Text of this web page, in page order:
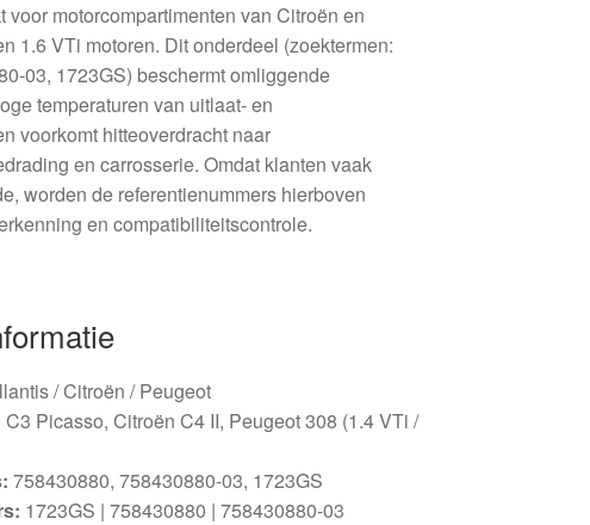
voor motorcompartimenten van Citroën en
1.6 VTi motoren. Dit onderdeel (zoektermen:
03, 1723GS) beschermt omliggende
temperaturen van uitlaat- en
voorkomt hitteoverdracht naar
en carrosserie. Omdat klanten vaak
worden de referentienummers hierboven
en compatibiliteitscontrole.
/ Citroën / Peugeot
Picasso, Citroën C4 II, Peugeot 308 (1.4 VTi /
758430880, 758430880-03, 1723GS
1723GS | 758430880 | 758430880-03